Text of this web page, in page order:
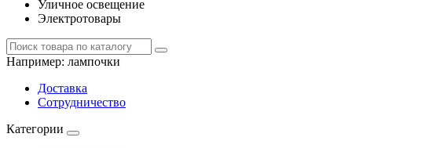
Уличное освещение
Электротовары
Например: лампочки
Доставка
Сотрудничество
Категории